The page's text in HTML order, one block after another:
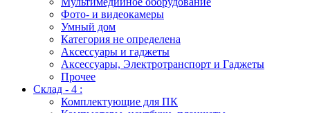
Фото- и видеокамеры
Умный дом
Категория не определена
Аксессуары и гаджеты
Аксессуары, Электротранспорт и Гаджеты
Прочее
Склад - 4 :
Комплектующие для ПК